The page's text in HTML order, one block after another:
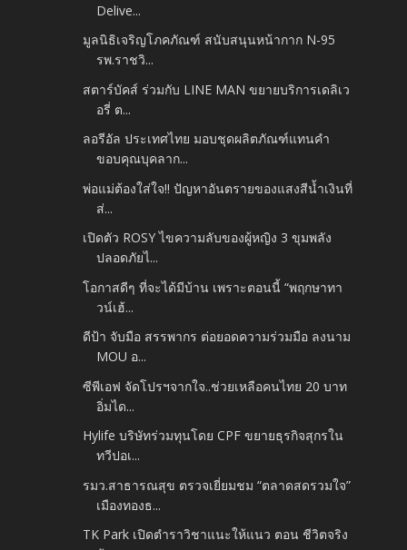
Delive...
มูลนิธิเจริญโภคภัณฑ์ สนับสนุนหน้ากาก N-95
รพ.ราชวิ...
สตาร์บัคส์ ร่วมกับ LINE MAN ขยายบริการเดลิเว
อรี่ ต...
ลอรีอัล ประเทศไทย มอบชุดผลิตภัณฑ์แทนคำ
ขอบคุณบุคลาก...
พ่อแม่ต้องใส่ใจ!! ปัญหาอันตรายของแสงสีน้ำเงินที่
ส่...
เปิดตัว ROSY ไขความลับของผู้หญิง 3 ขุมพลัง
ปลอดภัยไ...
โอกาสดีๆ ที่จะได้มีบ้าน เพราะตอนนี้ “พฤกษาทา
วน์เฮ้...
ดีป้า จับมือ สรรพากร ต่อยอดความร่วมมือ ลงนาม
MOU อ...
ซีพีเอฟ จัดโปรฯจากใจ..ช่วยเหลือคนไทย 20 บาท
อิ่มได...
Hylife บริษัทร่วมทุนโดย CPF ขยายธุรกิจสุกรใน
ทวีปอเ...
รมว.สาธารณสุข ตรวจเยี่ยมชม “ตลาดสดรวมใจ”
เมืองทองธ...
TK Park เปิดตำราวิชาแนะให้แนว ตอน ชีวิตจริง